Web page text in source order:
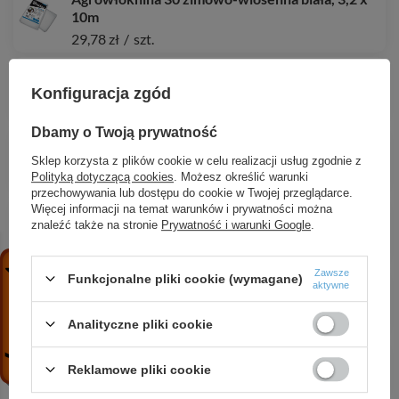
10m
29,78 zł / szt.
3,2 x 100m
Szpilka do mocowania agrotkanin PROSTA 15cm -
50szt.
9,74 zł / szt.
Agrotkanina antychwastowa PP, czarna UV, 70g,
0,6 x 100m
99,43 zł / szt.
Agrotkanina antychwastowa PP, czarna UV, 70g,
1,6 x 5m
15,15 zł / szt.
Szpilka do mocowania agrotkanin 19cm - 50szt.
10,92 zł / szt.
Konfiguracja zgód
Dbamy o Twoją prywatność
Sklep korzysta z plików cookie w celu realizacji usług zgodnie z
Polityką dotyczącą cookies . Możesz określić warunki
przechowywania lub dostępu do cookie w Twojej przeglądarce.
Więcej informacji na temat warunków i prywatności można
znaleźć także na stronie Prywatność i warunki Google
Funkcjonalne pliki cookie (wymagane)
Zawsze
aktywne
Analityczne pliki cookie
Reklamowe pliki cookie